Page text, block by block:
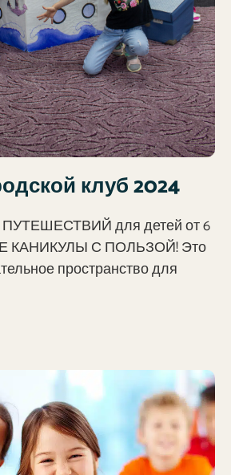
клуб 2024
для детей от 6
КАНИКУЛЫ С ПОЛЬЗОЙ! Это
пространство для